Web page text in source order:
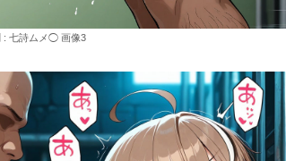
: 七詩ムメ◯ 画像3